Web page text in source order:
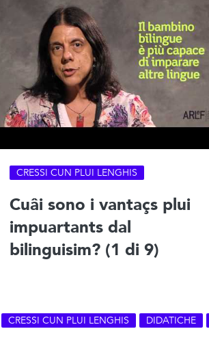
CRESSI CUN PLUI LENGHIS
Cuâi sono i vantaçs plui
impuartants dal
bilinguisim? (1 di 9)
CRESSI CUN PLUI LENGHIS DIDATICHE